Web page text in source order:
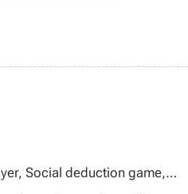
Social deduction game,